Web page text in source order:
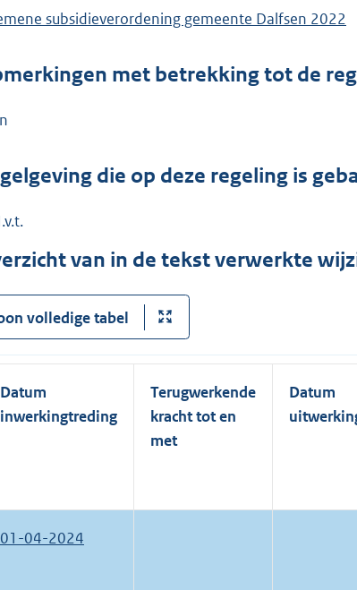
subsidieverordening gemeente Dalfsen 2022
met betrekking tot de
die op deze regeling is
van in de tekst verwerkte
volledige tabel
Datum
inwerkingtreding
Terugwerkende
kracht tot en
met
Datum
01-04-2024